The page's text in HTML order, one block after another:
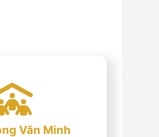
Văn Minh